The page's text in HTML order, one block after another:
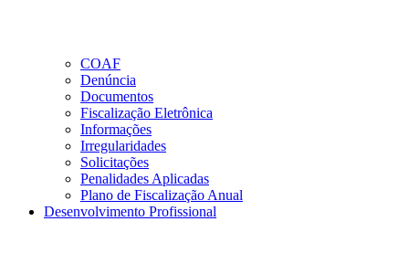
COAF
Denúncia
Documentos
Fiscalização Eletrônica
Informações
Irregularidades
Solicitações
Penalidades Aplicadas
Plano de Fiscalização Anual
Desenvolvimento Profissional